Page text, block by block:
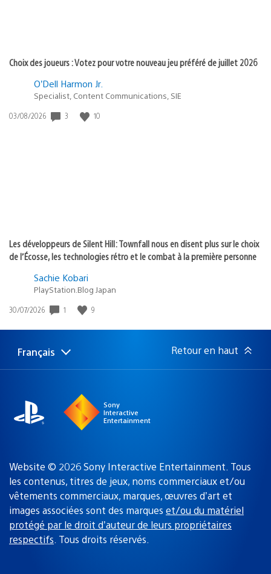
Choix des joueurs : Votez pour votre nouveau jeu préféré de juillet 2026
O’Dell Harmon Jr.
Specialist, Content Communications, SIE
Date
03/08/2026 3 10
Les développeurs de Silent Hill: Townfall nous en disent plus sur le choix
de l’Écosse, les technologies rétro et le combat à la première personne
Sachie Kobari
PlayStation.Blog Japan
Date
publication
30/07/2026 1 9
Choisir
une
Région
actuelle
Français Retour en haut
Sony
Interactive
Entertainment
Website © 2026 Sony Interactive Entertainment. Tous
les contenus, titres de jeux, noms commerciaux et/ou
vêtements commerciaux, marques, œuvres d’art et
images associées sont des marques et/ou du matériel
protégé par le droit d’auteur de leurs propriétaires
respectifs. Tous droits réservés.